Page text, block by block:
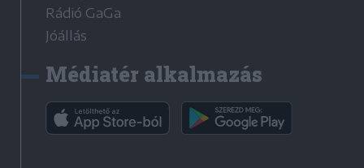
Rádió GaGa
Jóállás
Médiatér alkalmazás